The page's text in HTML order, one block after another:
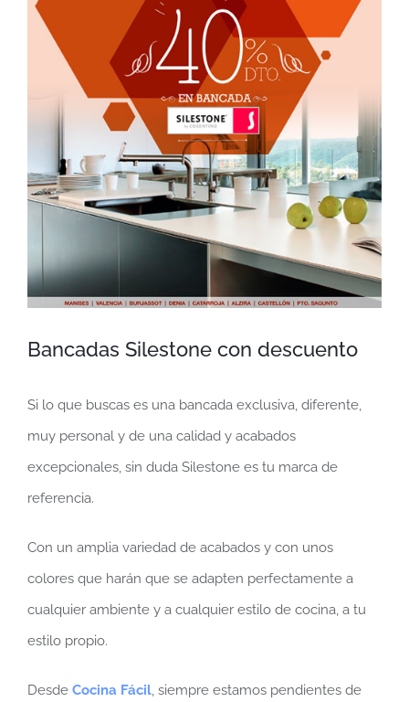
más
grande
Bancadas Silestone con descuento
Si lo que buscas es una bancada exclusiva, diferente,
muy personal y de una calidad y acabados
excepcionales, sin duda Silestone es tu marca de
referencia.
Con un amplia variedad de acabados y con unos
colores que harán que se adapten perfectamente a
cualquier ambiente y a cualquier estilo de cocina, a tu
estilo propio.
Desde Cocina Fácil, siempre estamos pendientes de